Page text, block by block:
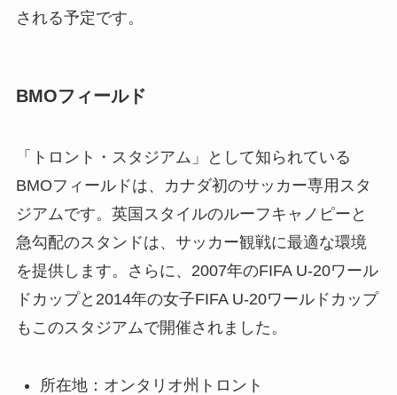
される予定です。
BMOフィールド
「トロント・スタジアム」として知られている
BMOフィールドは、カナダ初のサッカー専用スタ
ジアムです。英国スタイルのルーフキャノピーと
急勾配のスタンドは、サッカー観戦に最適な環境
を提供します。さらに、2007年のFIFA U-20ワール
ドカップと2014年の女子FIFA U-20ワールドカップ
もこのスタジアムで開催されました。
所在地：オンタリオ州トロント